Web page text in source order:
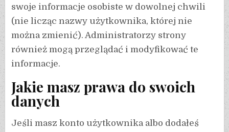
swoje informacje osobiste w dowolnej chwili
(nie licząc nazwy użytkownika, której nie
można zmienić). Administratorzy strony
również mogą przeglądać i modyfikować te
informacje.
Jakie masz prawa do swoich
danych
Jeśli masz konto użytkownika albo dodałeś